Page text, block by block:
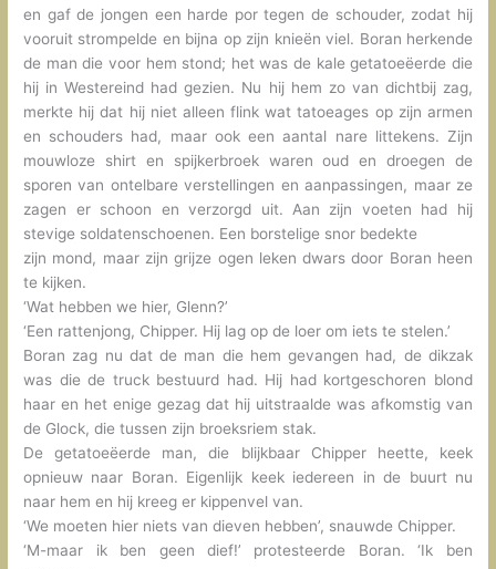
en gaf de jongen een harde por tegen de schouder, zodat hij
vooruit strompelde en bijna op zijn knieën viel. Boran herkende
de man die voor hem stond; het was de kale getatoeëerde die
hij in Westereind had gezien. Nu hij hem zo van dichtbij zag,
merkte hij dat hij niet alleen flink wat tatoeages op zijn armen
en schouders had, maar ook een aantal nare littekens. Zijn
mouwloze shirt en spijkerbroek waren oud en droegen de
sporen van ontelbare verstellingen en aanpassingen, maar ze
zagen er schoon en verzorgd uit. Aan zijn voeten had hij
stevige soldatenschoenen. Een borstelige snor bedekte
zijn mond, maar zijn grijze ogen leken dwars door Boran heen
te kijken.
‘Wat hebben we hier, Glenn?’
‘Een rattenjong, Chipper. Hij lag op de loer om iets te stelen.’
Boran zag nu dat de man die hem gevangen had, de dikzak
was die de truck bestuurd had. Hij had kortgeschoren blond
haar en het enige gezag dat hij uitstraalde was afkomstig van
de Glock, die tussen zijn broeksriem stak.
De getatoeëerde man, die blijkbaar Chipper heette, keek
opnieuw naar Boran. Eigenlijk keek iedereen in de buurt nu
naar hem en hij kreeg er kippenvel van.
‘We moeten hier niets van dieven hebben’, snauwde Chipper.
‘M-maar ik ben geen dief!’ protesteerde Boran. ‘Ik ben